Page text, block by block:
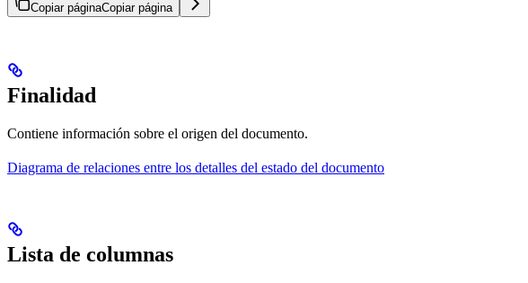
Copiar páginaCopiar página
Finalidad
Contiene información sobre el origen del documento.
Diagrama de relaciones entre los detalles del estado del documento
Lista de columnas